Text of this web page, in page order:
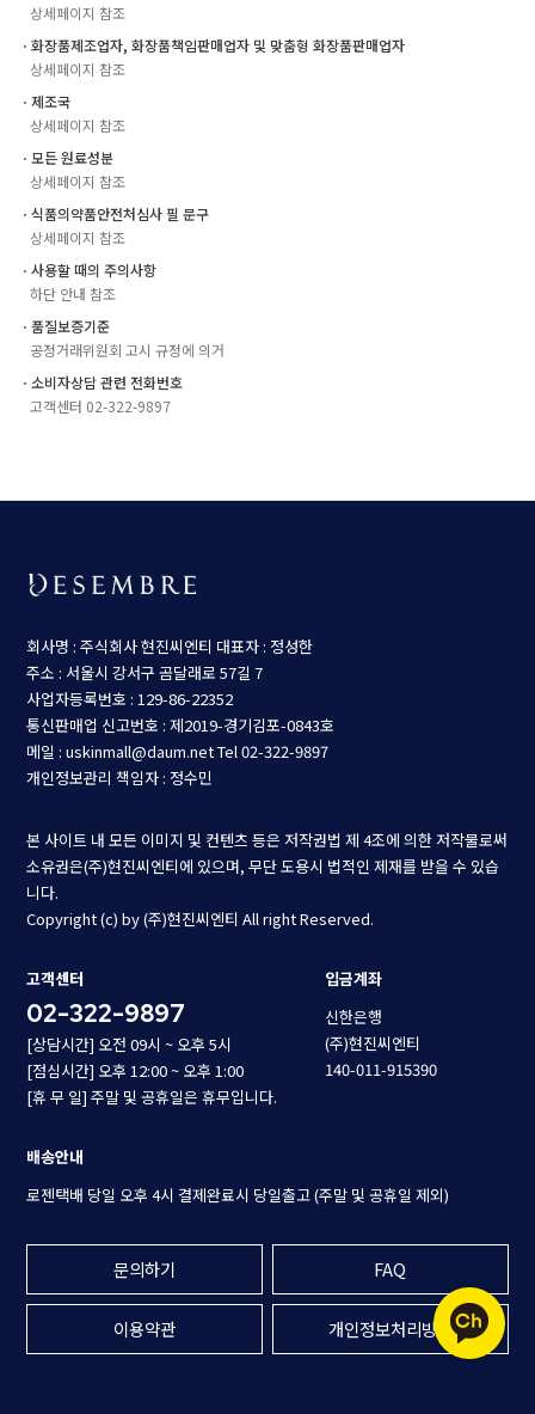
상세페이지 참조
ㆍ화장품제조업자, 화장품책임판매업자 및 맞춤형 화장품판매업자
상세페이지 참조
ㆍ제조국
상세페이지 참조
ㆍ모든 원료성분
상세페이지 참조
ㆍ식품의약품안전처심사 필 문구
상세페이지 참조
ㆍ사용할 때의 주의사항
하단 안내 참조
ㆍ품질보증기준
공정거래위원회 고시 규정에 의거
ㆍ소비자상담 관련 전화번호
고객센터 02-322-9897
회사명 : 주식회사 현진씨엔티 대표자 : 정성한
주소 : 서울시 강서구 곰달래로 57길 7
사업자등록번호 : 129-86-22352
통신판매업 신고번호 : 제2019-경기김포-0843호
메일 : uskinmall@daum.netTel 02-322-9897
개인정보관리 책임자 : 정수민
본 사이트 내 모든 이미지 및 컨텐츠 등은 저작권법 제 4조에 의한 저작물로써
소유권은(주)현진씨엔티에 있으며, 무단 도용시 법적인 제재를 받을 수 있습
니다.
Copyright (c) by (주)현진씨엔티 All right Reserved.
고객센터
02-322-9897
[상담시간] 오전 09시 ~ 오후 5시
[점심시간] 오후 12:00 ~ 오후 1:00
[휴 무 일] 주말 및 공휴일은 휴무입니다.
입금계좌
신한은행
(주)현진씨엔티
140-011-915390
배송안내
로젠택배 당일 오후 4시 결제완료시 당일출고 (주말 및 공휴일 제외)
문의하기 FAQ
이용약관 개인정보처리방침